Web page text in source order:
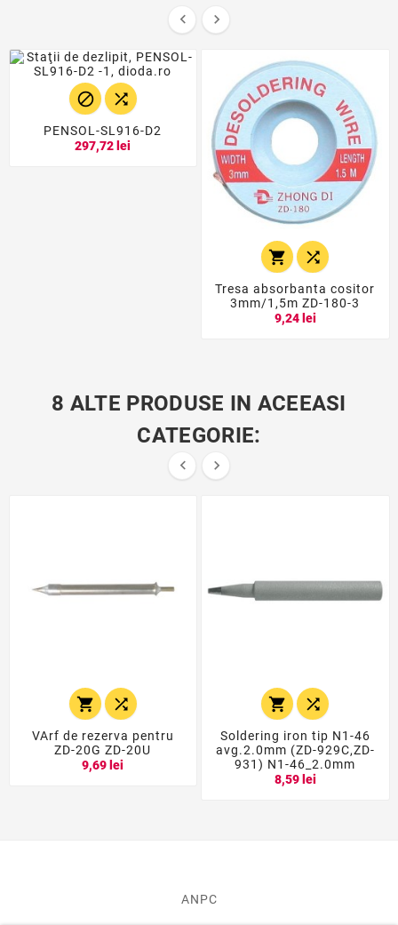
 
 
PENSOL-SL916-D2
297,72 lei
 
Tresa absorbanta cositor
3mm/1,5m ZD-180-3
9,24 lei
8 ALTE PRODUSE IN ACEEASI
CATEGORIE:
 
 
VArf de rezerva pentru
ZD-20G ZD-20U
9,69 lei
 
Soldering iron tip N1-46
avg.2.0mm (ZD-929C,ZD-
931) N1-46_2.0mm
8,59 lei
ANPC